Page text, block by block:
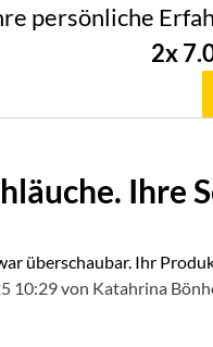
persönliche
2x
Ihre
überschaubar. Ihr
10:29 von Katahrina